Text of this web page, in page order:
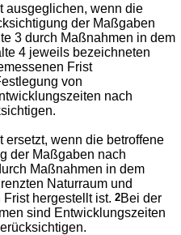
ausgeglichen, wenn die
der Maßgaben
3 durch Maßnahmen in dem
4 jeweils bezeichneten
Frist
von
nach
ersetzt, wenn die betroffene
der Maßgaben nach
Maßnahmen in dem
Naturraum und
Frist hergestellt ist.2Bei der
sind Entwicklungszeiten